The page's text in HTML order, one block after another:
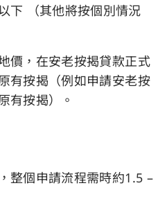
下 （其他將按個別情況
價，在安老按揭貸款正式
有按揭（例如申請安老按
有按揭）。
整個申請流程需時約1.5 –